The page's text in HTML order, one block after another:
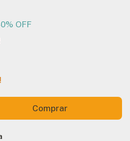
% OFF